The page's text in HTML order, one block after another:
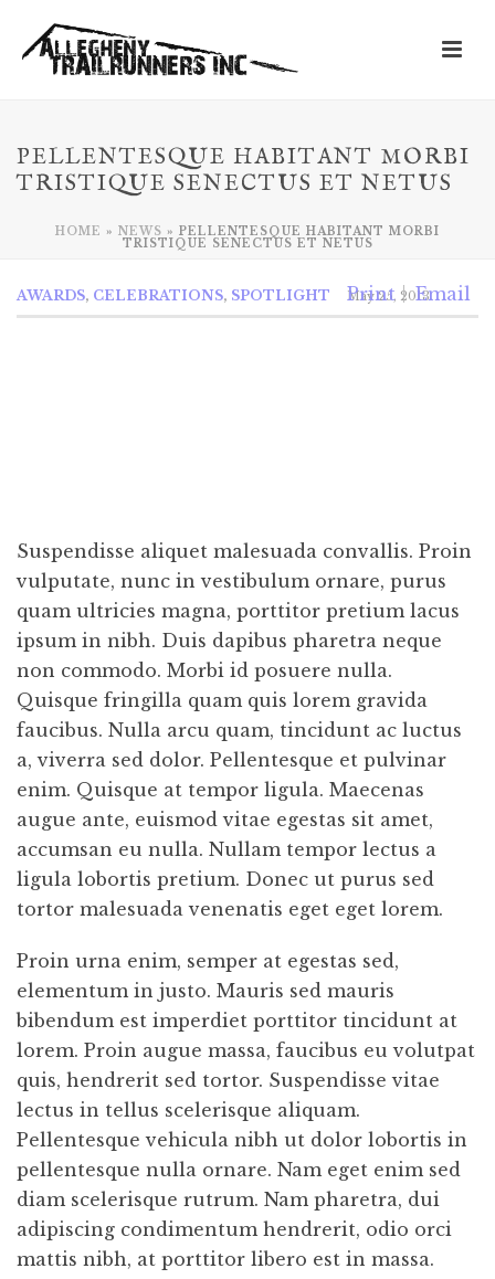
PELLENTESQUE HABITANT MORBI
TRISTIQUE SENECTUS ET NETUS
HOME » NEWS » PELLENTESQUE HABITANT MORBI
TRISTIQUE SENECTUS ET NETUS
Print Email
AWARDS, CELEBRATIONS, SPOTLIGHT May 25, 2013
Suspendisse aliquet malesuada convallis. Proin
vulputate, nunc in vestibulum ornare, purus
quam ultricies magna, porttitor pretium lacus
ipsum in nibh. Duis dapibus pharetra neque
non commodo. Morbi id posuere nulla.
Quisque fringilla quam quis lorem gravida
faucibus. Nulla arcu quam, tincidunt ac luctus
a, viverra sed dolor. Pellentesque et pulvinar
enim. Quisque at tempor ligula. Maecenas
augue ante, euismod vitae egestas sit amet,
accumsan eu nulla. Nullam tempor lectus a
ligula lobortis pretium. Donec ut purus sed
tortor malesuada venenatis eget eget lorem.
Proin urna enim, semper at egestas sed,
elementum in justo. Mauris sed mauris
bibendum est imperdiet porttitor tincidunt at
lorem. Proin augue massa, faucibus eu volutpat
quis, hendrerit sed tortor. Suspendisse vitae
lectus in tellus scelerisque aliquam.
Pellentesque vehicula nibh ut dolor lobortis in
pellentesque nulla ornare. Nam eget enim sed
diam scelerisque rutrum. Nam pharetra, dui
adipiscing condimentum hendrerit, odio orci
mattis nibh, at porttitor libero est in massa.